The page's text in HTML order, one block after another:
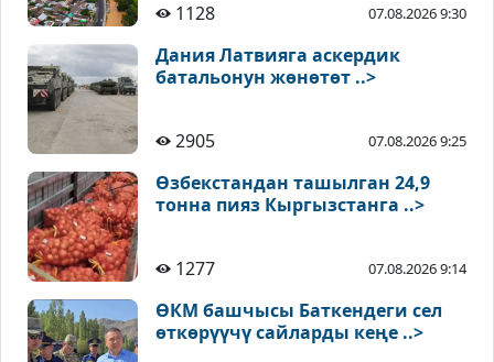
1128 07.08.2026 9:30
Дания Латвияга аскердик
батальонун жөнөтөт ..>
2905 07.08.2026 9:25
Өзбекстандан ташылган 24,9
тонна пияз Кыргызстанга ..>
1277 07.08.2026 9:14
ӨКМ башчысы Баткендеги сел
өткөрүүчү сайларды кеңе ..>